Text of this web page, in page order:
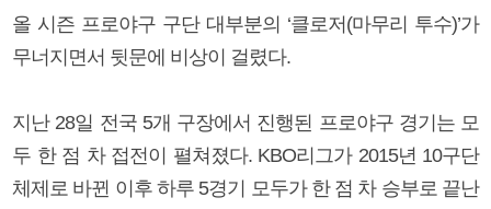
올 시즌 프로야구 구단 대부분의 ‘클로저(마무리 투수)’가
무너지면서 뒷문에 비상이 걸렸다.
지난 28일 전국 5개 구장에서 진행된 프로야구 경기는 모
두 한 점 차 접전이 펼쳐졌다. KBO리그가 2015년 10구단
체제로 바뀐 이후 하루 5경기 모두가 한 점 차 승부로 끝난